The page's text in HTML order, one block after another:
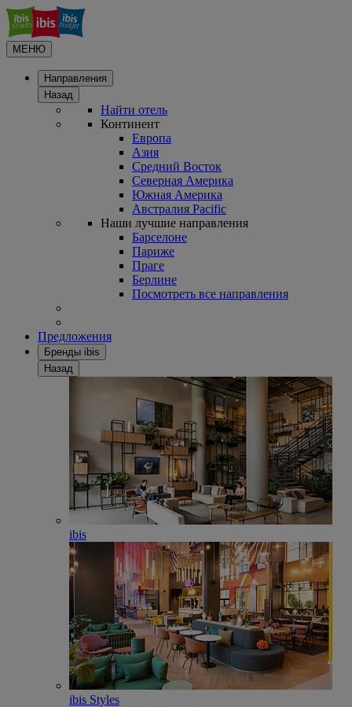
МЕНЮ
Направления
Назад
Найти отель
Континент
Европа
Азия
Средний Восток
Северная Америка
Южная Америка
Австралия Pacific
Наши лучшие направления
Барселоне
Париже
Праге
Берлине
Посмотреть все направления
Предложения
Бренды ibis
Назад
ibis
ibis Styles